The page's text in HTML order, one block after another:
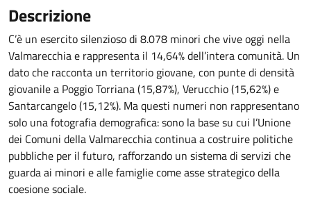
Descrizione
C’è un esercito silenzioso di 8.078 minori che vive oggi nella
Valmarecchia e rappresenta il 14,64% dell’intera comunità. Un
dato che racconta un territorio giovane, con punte di densità
giovanile a Poggio Torriana (15,87%), Verucchio (15,62%) e
Santarcangelo (15,12%). Ma questi numeri non rappresentano
solo una fotografia demografica: sono la base su cui l’Unione
dei Comuni della Valmarecchia continua a costruire politiche
pubbliche per il futuro, rafforzando un sistema di servizi che
guarda ai minori e alle famiglie come asse strategico della
coesione sociale.